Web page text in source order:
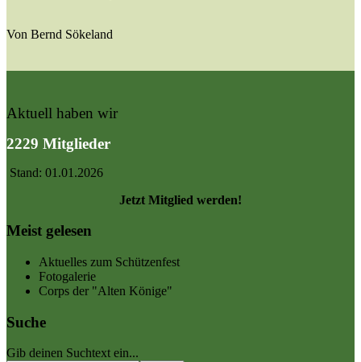
Von Bernd Sökeland
Aktuell haben wir
2229 Mitglieder
Stand: 01.01.2026
Jetzt Mitglied werden!
Meist gelesen
Aktuelles zum Schützenfest
Fotogalerie
Corps der "Alten Könige"
Suche
Gib deinen Suchtext ein...